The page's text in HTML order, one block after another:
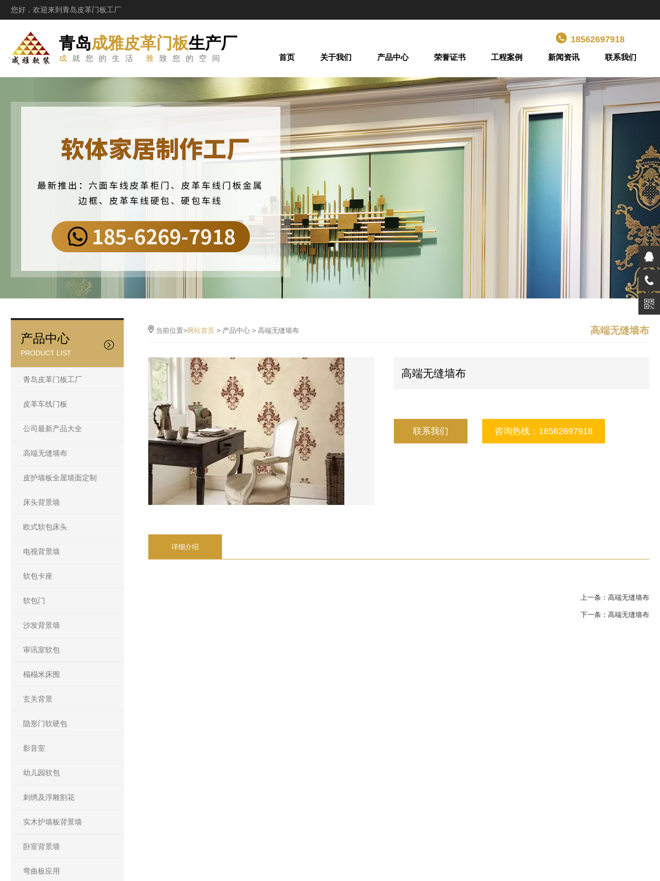
您好，欢迎来到青岛皮革门板工厂
青岛成雅皮革门板生产厂
成 就您的生活 雅 致您的空间
18562697918
首页 关于我们 产品中心 荣誉证书 工程案例 新闻资讯 联系我们
产品中心
PRODUCT LIST
青岛皮革门板工厂
皮革车线门板
公司最新产品大全
高端无缝墙布
皮护墙板全屋墙面定制
床头背景墙
欧式软包床头
电视背景墙
软包卡座
软包门
沙发背景墙
审讯室软包
榻榻米床围
玄关背景
隐形门软硬包
影音室
幼儿园软包
刺绣及浮雕割花
实木护墙板背景墙
卧室背景墙
弯曲板应用
高端无缝墙布
当前位置>网站首页 > 产品中心 > 高端无缝墙布
高端无缝墙布
联系我们 咨询热线：18562697918
详细介绍
上一条：高端无缝墙布
下一条：高端无缝墙布